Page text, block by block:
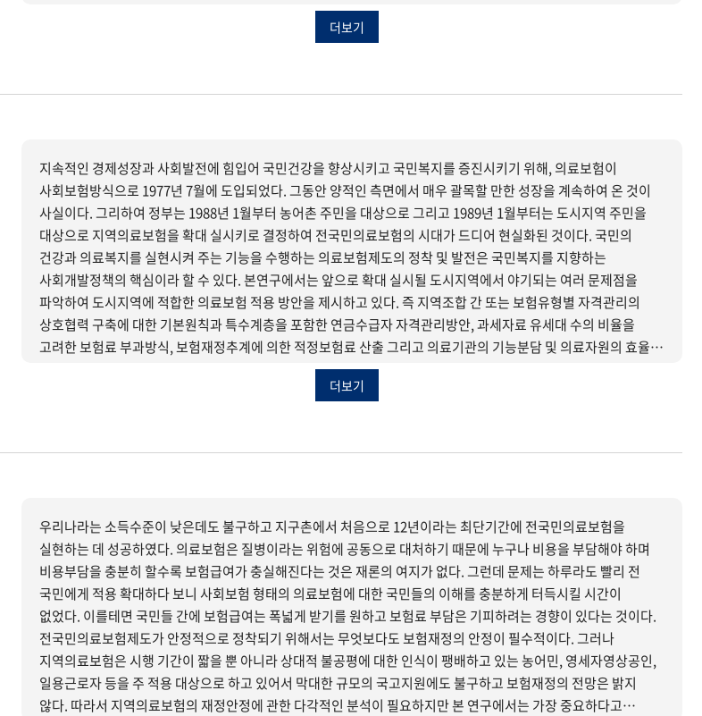
조합은 임의가입제도를 택하고 있기 때문에 현재의 옥구청십자의료보험조합의 운영을 보더라도 그 조합운영은
부실하여 임의가입제도의 조합에 대해서는 보험사업을 활성화할 수 있는 특별한 시책의 모색이 아쉽다. 조속한
더보기
지속적인 경제성장과 사회발전에 힘입어 국민건강을 향상시키고 국민복지를 증진시키기 위해, 의료보험이
사회보험방식으로 1977년 7월에 도입되었다. 그동안 양적인 측면에서 매우 괄목할 만한 성장을 계속하여 온 것이
사실이다. 그리하여 정부는 1988년 1월부터 농어촌 주민을 대상으로 그리고 1989년 1월부터는 도시지역 주민을
대상으로 지역의료보험을 확대 실시키로 결정하여 전국민의료보험의 시대가 드디어 현실화된 것이다. 국민의
건강과 의료복지를 실현시켜 주는 기능을 수행하는 의료보험제도의 정착 및 발전은 국민복지를 지향하는
사회개발정책의 핵심이라 할 수 있다. 본연구에서는 앞으로 확대 실시될 도시지역에서 야기되는 여러 문제점을
파악하여 도시지역에 적합한 의료보험 적용 방안을 제시하고 있다. 즉 지역조합 간 또는 보험유형별 자격관리의
상호협력 구축에 대한 기본원칙과 특수계층을 포함한 연금수급자 자격관리방안, 과세자료 유세대 수의 비율을
고려한 보험료 부과방식, 보험재정추계에 의한 적정보험료 산출 그리고 의료기관의 기능분담 및 의료자원의 효율적
활용을 위한 의료체계 개선 등에 연구의 역점을 두었다.
더보기
우리나라는 소득수준이 낮은데도 불구하고 지구촌에서 처음으로 12년이라는 최단기간에 전국민의료보험을
실현하는 데 성공하였다. 의료보험은 질병이라는 위험에 공동으로 대처하기 때문에 누구나 비용을 부담해야 하며
비용부담을 충분히 할수록 보험급여가 충실해진다는 것은 재론의 여지가 없다. 그런데 문제는 하루라도 빨리 전
국민에게 적용 확대하다 보니 사회보험 형태의 의료보험에 대한 국민들의 이해를 충분하게 터득시킬 시간이
없었다. 이를테면 국민들 간에 보험급여는 폭넓게 받기를 원하고 보험료 부담은 기피하려는 경향이 있다는 것이다.
전국민의료보험제도가 안정적으로 정착되기 위해서는 무엇보다도 보험재정의 안정이 필수적이다. 그러나
지역의료보험은 시행 기간이 짧을 뿐 아니라 상대적 불공평에 대한 인식이 팽배하고 있는 농어민, 영세자영상공인,
일용근로자 등을 주 적용 대상으로 하고 있어서 막대한 규모의 국고지원에도 불구하고 보험재정의 전망은 밝지
않다. 따라서 지역의료보험의 재정안정에 관한 다각적인 분석이 필요하지만 본 연구에서는 가장 중요하다고